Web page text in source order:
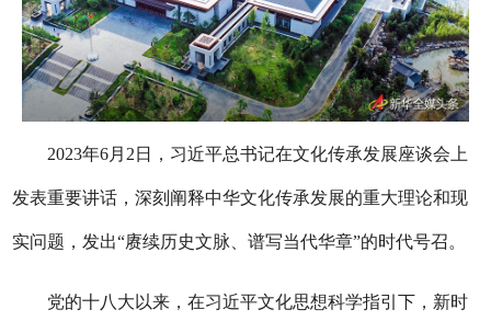
2023年6月2日，习近平总书记在文化传承发展座谈会上
发表重要讲话，深刻阐释中华文化传承发展的重大理论和现
实问题，发出“赓续历史文脉、谱写当代华章”的时代号召。
党的十八大以来，在习近平文化思想科学指引下，新时